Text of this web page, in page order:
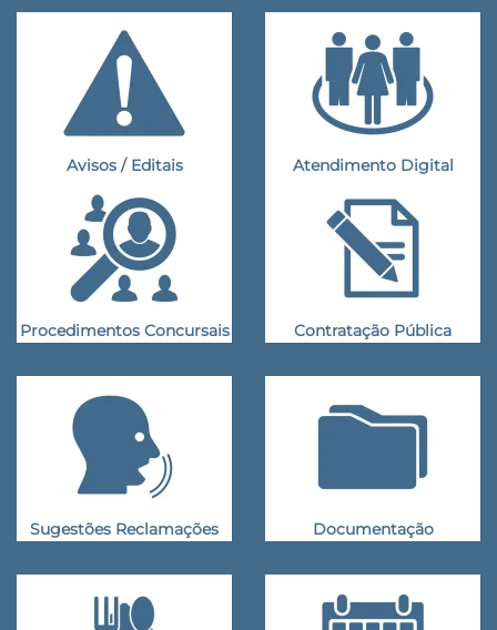
Avisos / Editais Atendimento Digital
Procedimentos Concursais Contratação Pública
Sugestões Reclamações Documentação